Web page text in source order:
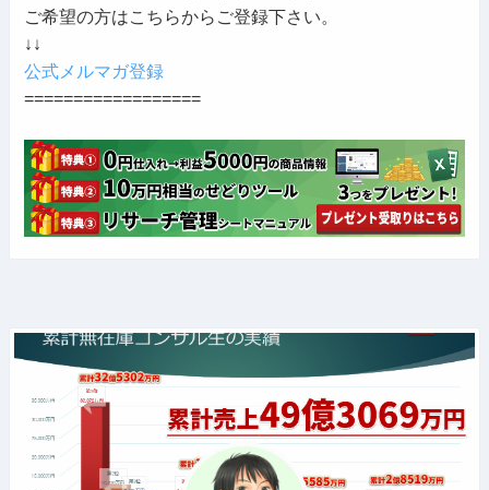
ご希望の方はこちらからご登録下さい。
↓↓
公式メルマガ登録
==================